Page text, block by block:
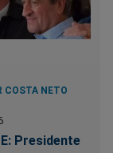
COSTA NETO
Presidente